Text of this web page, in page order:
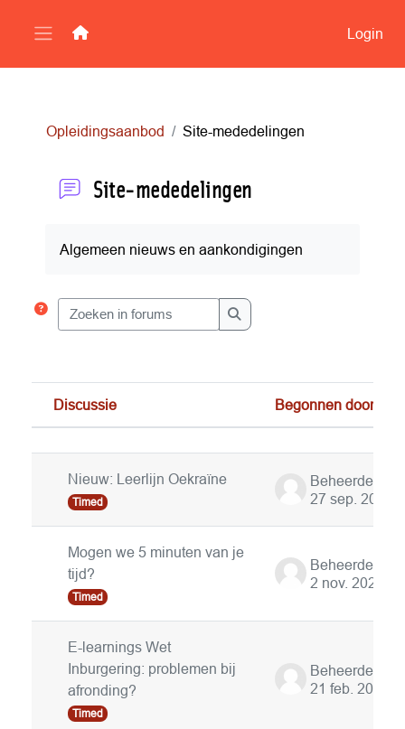
Login
Opleidingsaanbod Site-mededelingen
Site-mededelingen
Algemeen nieuws en aankondigingen
Zoeken in forums
Zoeken in forums
Status
Discussie Begonnen door
Nieuw: Leerlijn Oekraïne
Timed 27 sep. 2022
Mogen we 5 minuten van je
tijd?
Timed
2 nov. 2022
E-learnings Wet
Inburgering: problemen bij
afronding?
Timed
21 feb. 2023